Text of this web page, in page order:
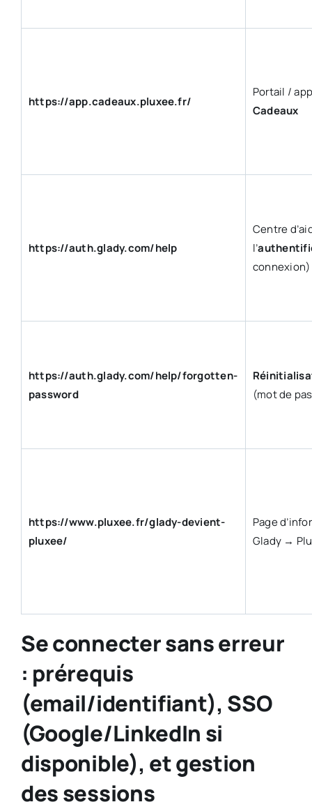
https://app.cadeaux.pluxee.fr/
Portail /
Cadeaux
https://auth.glady.com/help
Centre
l’
connexion)
https://auth.glady.com/help/forgotten-
password
(mot de
https://www.pluxee.fr/glady-devient-
pluxee/
Page
Glady →
Se connecter sans erreur
: prérequis
(email/identifiant), SSO
(Google/LinkedIn si
disponible), et gestion
des sessions